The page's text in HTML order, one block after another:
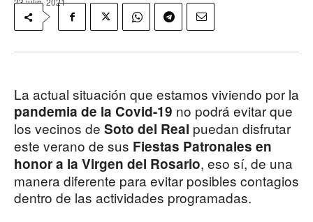
La actual situación que estamos viviendo por la
pandemia de la Covid-19 no podrá evitar que
los vecinos de Soto del Real puedan disfrutar
este verano de sus Fiestas Patronales en
honor a la Virgen del Rosario, eso sí, de una
manera diferente para evitar posibles contagios
dentro de las actividades programadas.